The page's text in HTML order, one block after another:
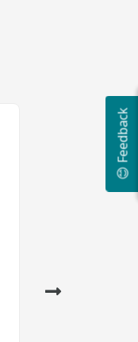
Excellent
Excellent
montage de
que recommander
😊 Feedback